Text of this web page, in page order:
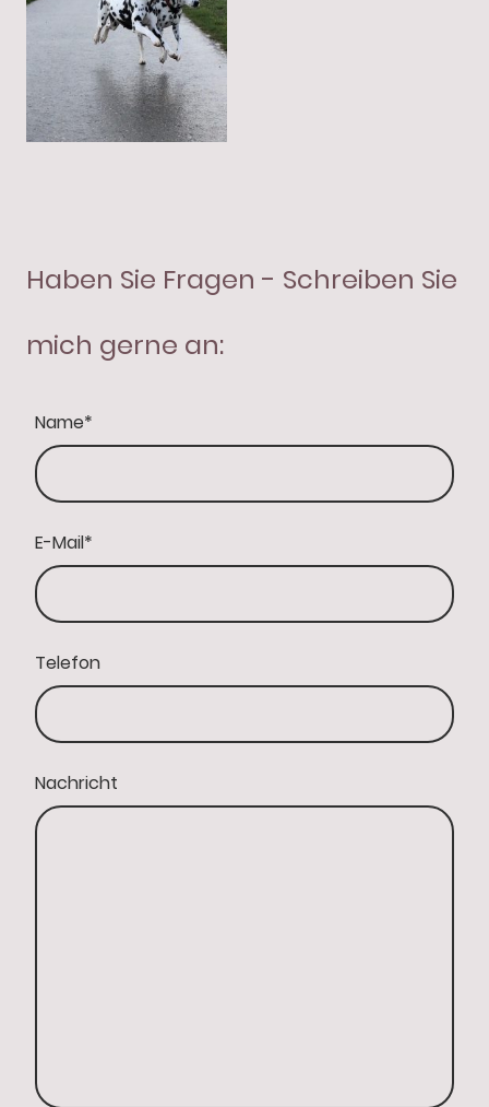
Haben Sie Fragen - Schreiben Sie
mich gerne an:
Name*
E-Mail*
Telefon
Nachricht